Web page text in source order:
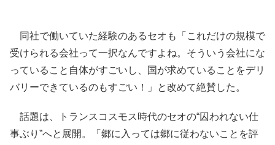
同社で働いていた経験のあるセオも「これだけの規模で
受けられる会社って一択なんですよね。そういう会社にな
っていること自体がすごいし、国が求めていることをデリ
バリーできているのもすごい！」と改めて絶賛した。
話題は、トランスコスモス時代のセオの“囚われない仕
事ぶり”へと展開。「郷に入っては郷に従わないことを評